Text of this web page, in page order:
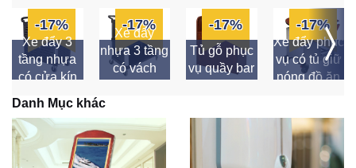
-17%
Xe đẩy 3
tầng nhựa
có cửa kín
-17%
Xe đẩy
nhựa 3 tầng
có vách
-17%
Tủ gỗ phục
vụ quầy bar
-17%
Xe đẩy phục
vụ có tủ giữ
nóng đồ ăn
Danh Mục khác